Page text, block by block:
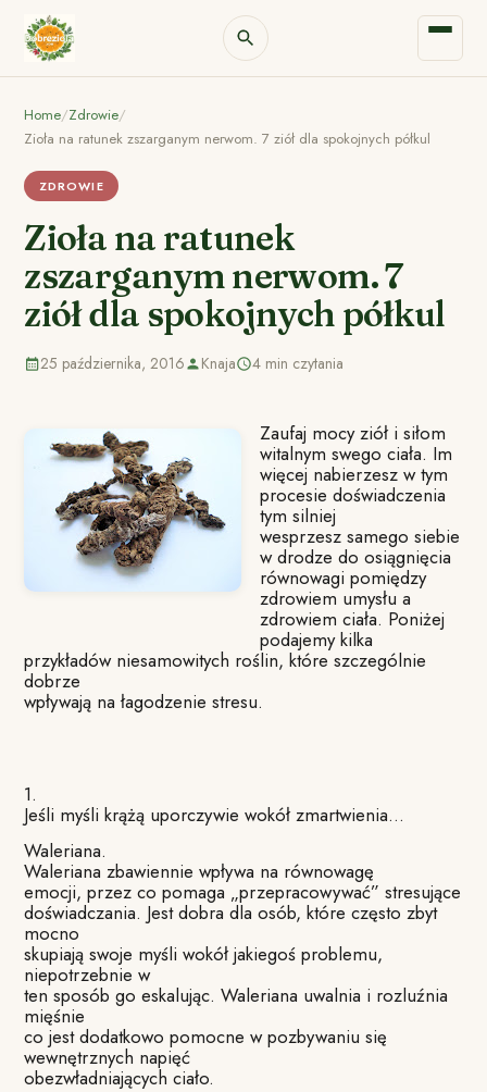
Home/Zdrowie/
Zioła na ratunek zszarganym nerwom. 7 ziół dla spokojnych półkul
ZDROWIE
Zioła na ratunek
zszarganym nerwom. 7
ziół dla spokojnych półkul
25 października, 2016 Knaja 4 min czytania
Zaufaj mocy ziół i siłom
witalnym swego ciała. Im
więcej nabierzesz w tym
procesie doświadczenia
tym silniej
wesprzesz samego siebie
w drodze do osiągnięcia
równowagi pomiędzy
zdrowiem umysłu a
zdrowiem ciała. Poniżej
podajemy kilka
przykładów niesamowitych roślin, które szczególnie
dobrze
wpływają na łagodzenie stresu.
1.
Jeśli myśli krążą uporczywie wokół zmartwienia…
Waleriana.
Waleriana zbawiennie wpływa na równowagę
emocji, przez co pomaga „przepracowywać” stresujące
doświadczania. Jest dobra dla osób, które często zbyt
mocno
skupiają swoje myśli wokół jakiegoś problemu,
niepotrzebnie w
ten sposób go eskalując. Waleriana uwalnia i rozluźnia
mięśnie
co jest dodatkowo pomocne w pozbywaniu się
wewnętrznych napięć
obezwładniających ciało.